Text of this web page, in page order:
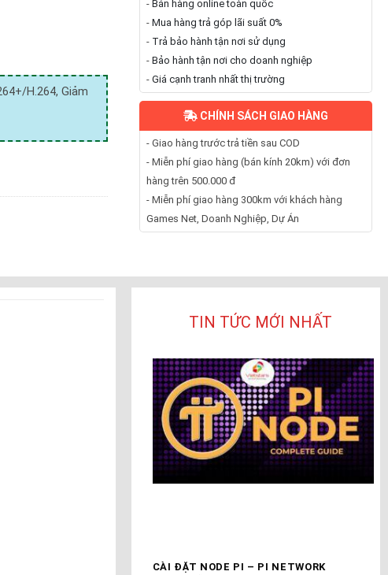
H.264, Giảm
- Bán hàng online toàn quốc
- Mua hàng trả góp lãi suất 0%
- Trả bảo hành tận nơi sử dụng
- Bảo hành tận nơi cho doanh nghiệp
- Giá cạnh tranh nhất thị trường
CHÍNH SÁCH GIAO HÀNG
- Giao hàng trước trả tiền sau COD
- Miễn phí giao hàng (bán kính 20km) với đơn
hàng trên 500.000 đ
- Miễn phí giao hàng 300km với khách hàng
Games Net, Doanh Nghiệp, Dự Án
TIN TỨC MỚI NHẤT
CÀI ĐẶT NODE PI – PI NETWORK